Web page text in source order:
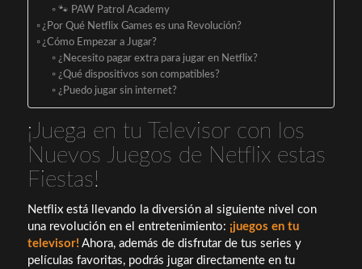
🐾 PAW Patrol Academy
¿Por Qué Netflix Games es una Revolución?
¿Cómo Empezar a Jugar?
¿Necesito pagar extra para jugar en Netflix?
¿Qué dispositivos son compatibles?
¿Puedo jugar sin internet?
¡Juega en tu Televisor con los
Nuevos Juegos de Netflix estas
Fiestas!
Netflix está llevando la diversión al siguiente nivel con
una revolución en el entretenimiento: ¡juegos en tu
televisor! Ahora, además de disfrutar de tus series y
películas favoritas, podrás jugar directamente en tu